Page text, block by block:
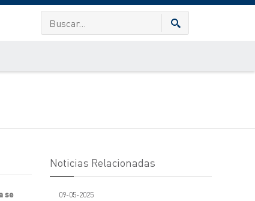
se
Noticias Relacionadas
09-05-2025